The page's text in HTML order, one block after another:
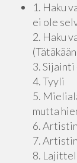
1. Haku
ei ole
2. Haku
3. Sijainti
4. Tyyli
5.
mutta
6.
7.
8.